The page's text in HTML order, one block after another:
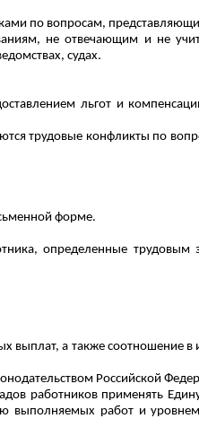
по вопросам,
не отвечающим и не
судах.
льгот и
трудовые конфликты по
форме.
определенные трудовым
выплат, а также соотношение
Российской
работников применять
выполняемых работ и